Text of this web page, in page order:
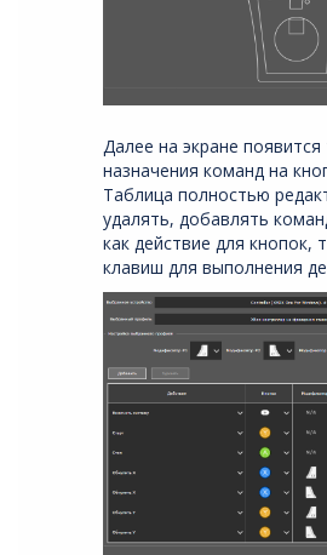
Далее на экране появится
назначения команд на
Таблица полностью
удалять, добавлять
как действие для кнопок,
клавиш для выполнения